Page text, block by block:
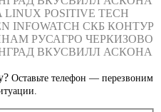
LINUX POSITIVE TECH
INFOWATCH СКБ КОНТУР
РУСАГРО ЧЕРКИЗОВО
ВКУСВИЛЛ АСКОНА
Оставьте телефон — перезвоним